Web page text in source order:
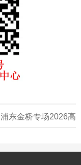
浦东金桥专场2026高